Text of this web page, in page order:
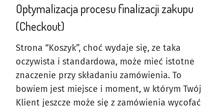
Optymalizacja procesu finalizacji zakupu
(Checkout)
Strona “Koszyk”, choć wydaje się, ze taka
oczywista i standardowa, może mieć istotne
znaczenie przy składaniu zamówienia. To
bowiem jest miejsce i moment, w którym Twój
Klient jeszcze może się z zamówienia wycofać